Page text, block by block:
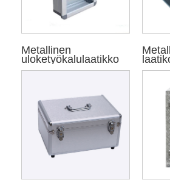
Metallinen
uloketyökalulaatikko